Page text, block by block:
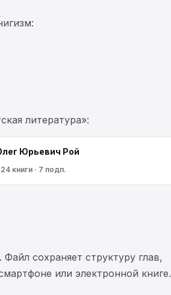
литература»:
Юрьевич Рой
книги · 7 подп.
сохраняет структуру глав,
или электронной книге.